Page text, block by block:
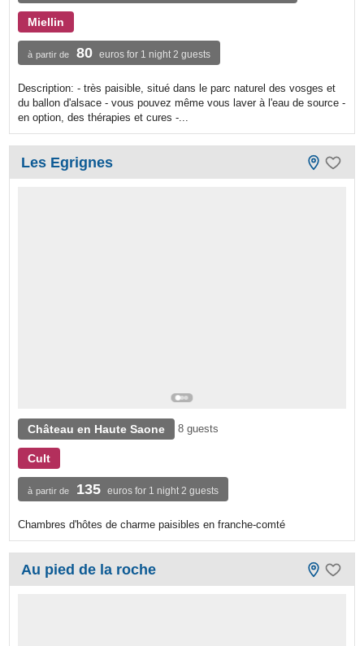
Miellin
à partir de 80 euros for 1 night 2 guests
Description: - très paisible, situé dans le parc naturel des vosges et
du ballon d'alsace - vous pouvez même vous laver à l'eau de source -
en option, des thérapies et cures -...
Les Egrignes
Château en Haute Saone 8 guests
Cult
à partir de 135 euros for 1 night 2 guests
Chambres d'hôtes de charme paisibles en franche-comté
Au pied de la roche